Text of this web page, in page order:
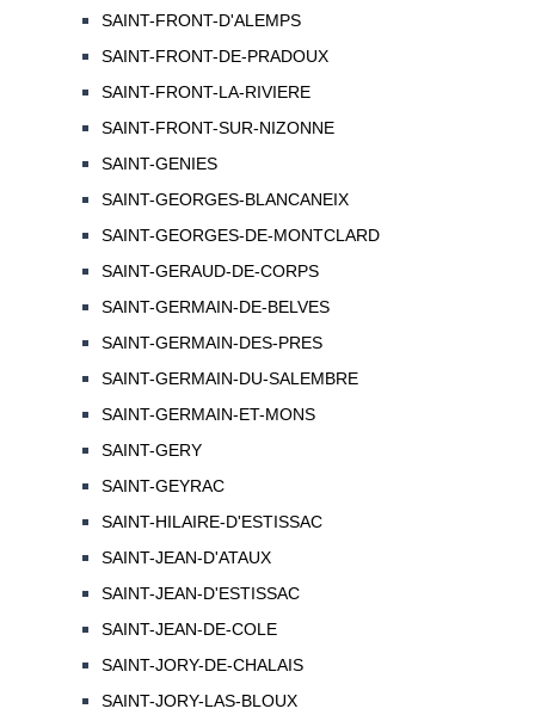
SAINT-FRONT-D'ALEMPS
SAINT-FRONT-DE-PRADOUX
SAINT-FRONT-LA-RIVIERE
SAINT-FRONT-SUR-NIZONNE
SAINT-GENIES
SAINT-GEORGES-BLANCANEIX
SAINT-GEORGES-DE-MONTCLARD
SAINT-GERAUD-DE-CORPS
SAINT-GERMAIN-DE-BELVES
SAINT-GERMAIN-DES-PRES
SAINT-GERMAIN-DU-SALEMBRE
SAINT-GERMAIN-ET-MONS
SAINT-GERY
SAINT-GEYRAC
SAINT-HILAIRE-D'ESTISSAC
SAINT-JEAN-D'ATAUX
SAINT-JEAN-D'ESTISSAC
SAINT-JEAN-DE-COLE
SAINT-JORY-DE-CHALAIS
SAINT-JORY-LAS-BLOUX